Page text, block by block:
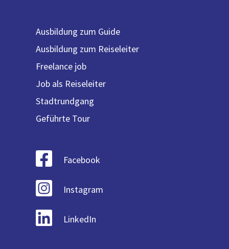
Ausbildung zum Guide
Ausbildung zum Reiseleiter
Freelance job
Job als Reiseleiter
Stadtrundgang
Geführte Tour
Facebook
Instagram
LinkedIn